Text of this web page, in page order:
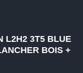
L2H2 3T5 BLUE
BOIS +